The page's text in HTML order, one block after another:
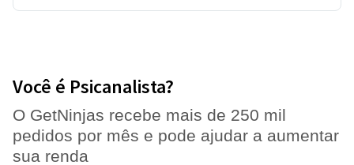
Você é Psicanalista?
O GetNinjas recebe mais de 250 mil
pedidos por mês e pode ajudar a aumentar
sua renda